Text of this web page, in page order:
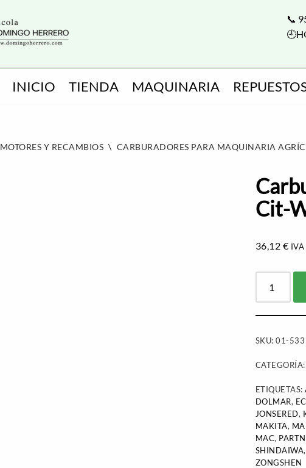
📞
INICIO TIENDA MAQUINARIA
MOTORES Y RECAMBIOS \ CARBURADORES PARA MAQUINARIA
Cit-
36,12 €
SKU:01-533
ETIQUETAS:
DOLMAR,
JONSERED,
MAKITA,
MAC,
SHINDAIWA
ZONGSHEN